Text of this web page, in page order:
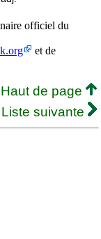
officiel du
et de
Haut de page
Liste suivante